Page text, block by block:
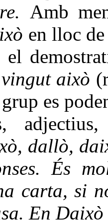
Amb
en lloc
el
això
es
dallò,
És
carta, si
En